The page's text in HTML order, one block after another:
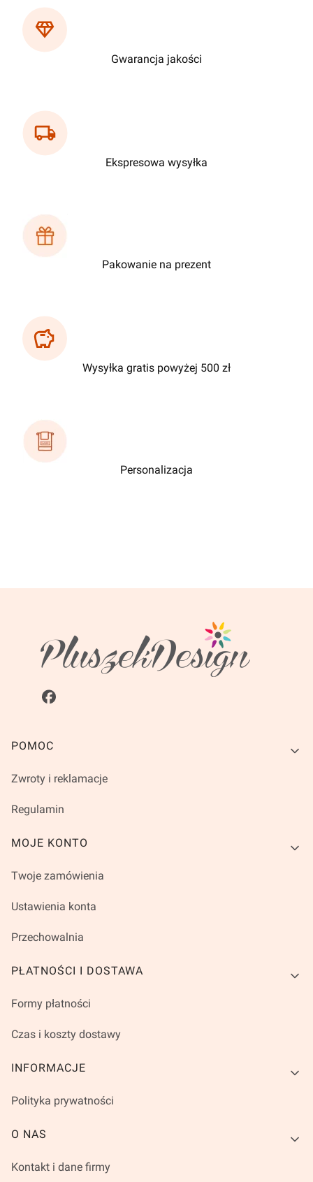
Gwarancja jakości
Ekspresowa wysyłka
Pakowanie na prezent
Wysyłka gratis powyżej 500 zł
Personalizacja
Linki w stopce
POMOC
Zwroty i reklamacje
Regulamin
MOJE KONTO
Twoje zamówienia
Ustawienia konta
Przechowalnia
PŁATNOŚCI I DOSTAWA
Formy płatności
Czas i koszty dostawy
INFORMACJE
Polityka prywatności
O NAS
Kontakt i dane firmy